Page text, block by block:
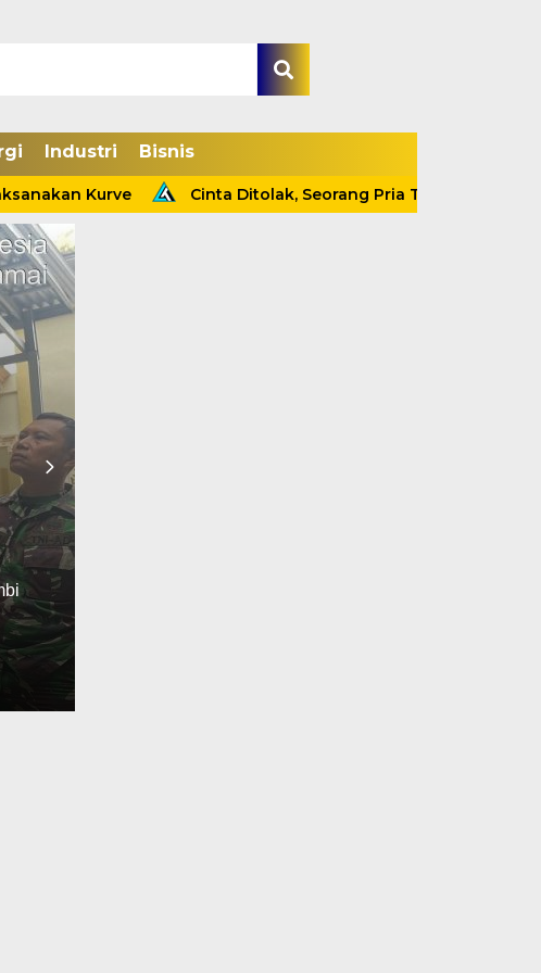
Industri Bisnis
Kurve Cinta Ditolak, Seorang Pria Tewas Gantung Diri